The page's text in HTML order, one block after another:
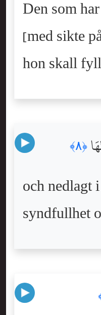
Den som
[med sikte
hon skall
﴿٨﴾
och nedlagt
syndfullhet